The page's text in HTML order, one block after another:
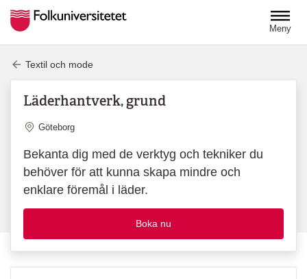
Meny
Textil och mode
Läderhantverk, grund
Plats
Göteborg
Bekanta dig med de verktyg och tekniker du
behöver för att kunna skapa mindre och
enklare föremål i läder.
Boka nu